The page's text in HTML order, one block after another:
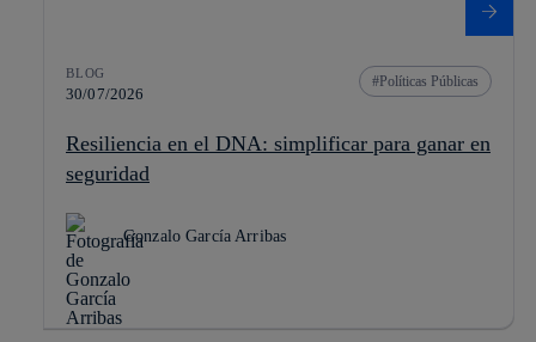
BLOG
30/07/2026
Políticas Públicas
Resiliencia en el DNA: simplificar para ganar en
seguridad
Gonzalo García Arribas